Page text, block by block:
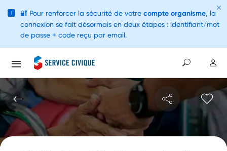
i 🔐 Pour renforcer la sécurité de votre compte organisme, la
connexion se fait désormais en deux étapes : identifiant/mot
de passe + code reçu par email.